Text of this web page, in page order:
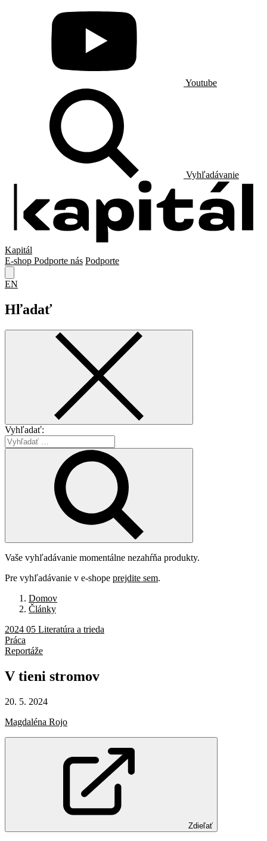
Youtube
Vyhľadávanie
Kapitál
E-shop Podporte nás Podporte
EN
Hľadať
Vyhľadať:
Vaše vyhľadávanie momentálne nezahŕňa produkty.
Pre vyhľadávanie v e-shope prejdite sem.
Domov
Články
2024 05 Literatúra a trieda
Práca
Reportáže
V tieni stromov
20. 5. 2024
Magdaléna Rojo
Zdieľať